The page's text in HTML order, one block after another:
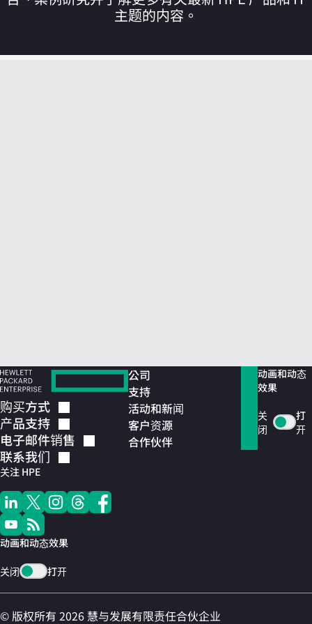
您的购物车目前是空的
主题的内容。
购买方式
产品支持
电子邮件销售
联系我们
关注 HPE
动画和动态效果
关闭 打开
公司
支持
活动和新闻
客户资源
合作伙伴
动画和动态
效果
关
闭
打
开
© 版权所有 2026 慧与发展有限责任合伙企业